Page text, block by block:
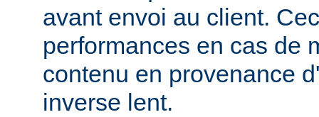
avant envoi au client.
performances en cas de
contenu en provenance
inverse lent.